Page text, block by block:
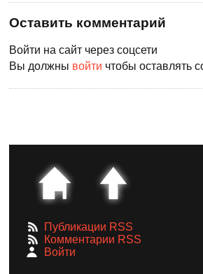
Оставить комментарий
Войти на сайт через соцсети
Вы должны войти чтобы оставлять
Публикации RSS
Комментарии RSS
Войти